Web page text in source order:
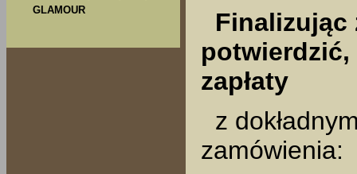
GLAMOUR
Finalizując
potwierdzić,
zapłaty
z
zamówienia: